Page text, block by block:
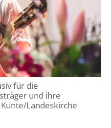
für die
und ihre
Landeskirche